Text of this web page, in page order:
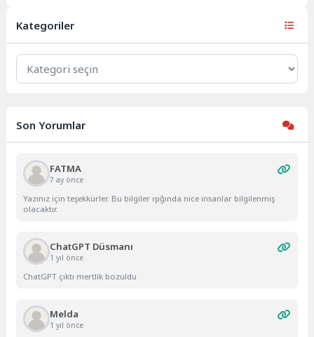
Kategoriler
Kategoriler
Son Yorumlar
FATMA
7 ay önce
Yazınız için teşekkürler. Bu bilgiler ışığında nice insanlar bilgilenmiş
olacaktır.
ChatGPT Düsmanı
1 yıl önce
ChatGPT çıktı mertlik bozuldu
Melda
1 yıl önce